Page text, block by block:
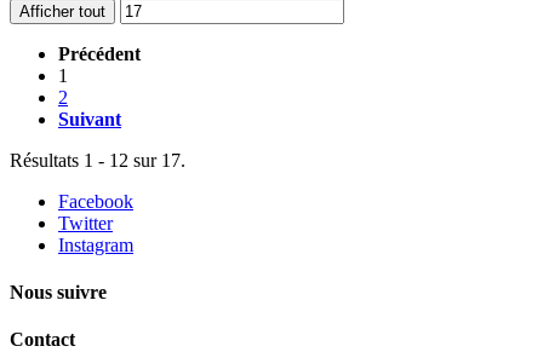
Afficher tout
Précédent
1
2
Suivant
Résultats 1 - 12 sur 17.
Facebook
Twitter
Instagram
Nous suivre
Contact